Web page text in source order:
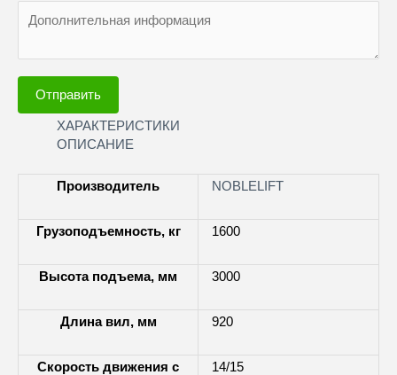
Отправить
ХАРАКТЕРИСТИКИ
ОПИСАНИЕ
Производитель NOBLELIFT
Грузоподъемность, кг 1600
Высота подъема, мм 3000
Длина вил, мм 920
Скорость движения с
14/15